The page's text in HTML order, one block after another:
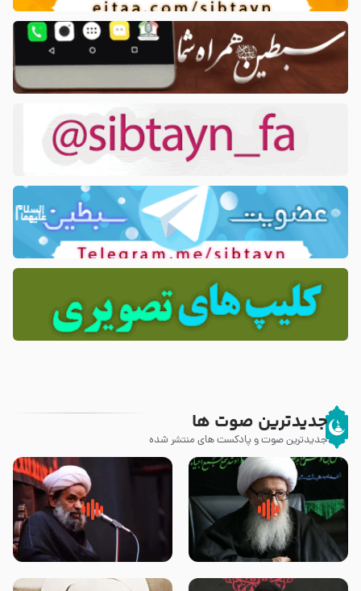
جدیدترین صوت ها
جدیدترین صوت و پادکست های منتشر شده
زوّار اربعین امام حسین (علیه
السلام) با این اشتیاق به زیارت
روضه جانسوز پاره های جگر امام
حسن مجتبی علیه السلام-حجت